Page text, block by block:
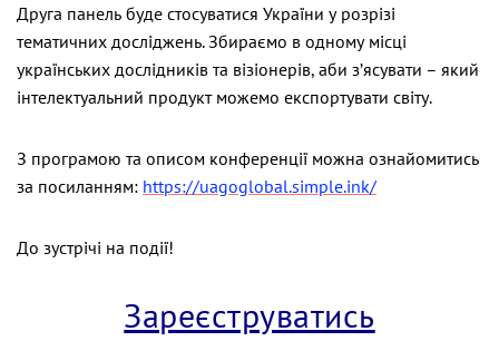
Друга панель буде стосуватися України у розрізі
тематичних досліджень. Збираємо в одному місці
українських дослідників та візіонерів, аби з’ясувати – який
інтелектуальний продукт можемо експортувати світу.
З програмою та описом конференції можна ознайомитись
за посиланням: https://uagoglobal.simple.ink/
До зустрічі на події!
Зареєструватись